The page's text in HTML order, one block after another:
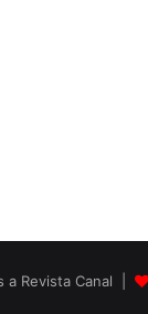
a Revista Canal |